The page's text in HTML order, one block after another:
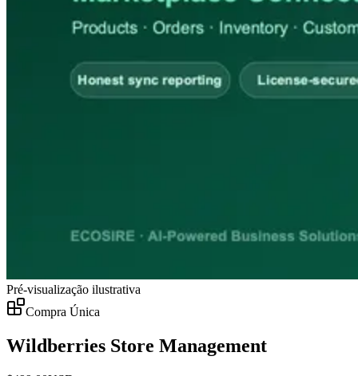
Pré-visualização ilustrativa
Compra Única
Wildberries Store Management